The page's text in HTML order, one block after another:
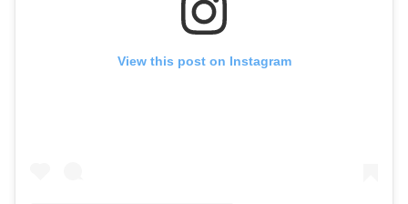
View this post on Instagram